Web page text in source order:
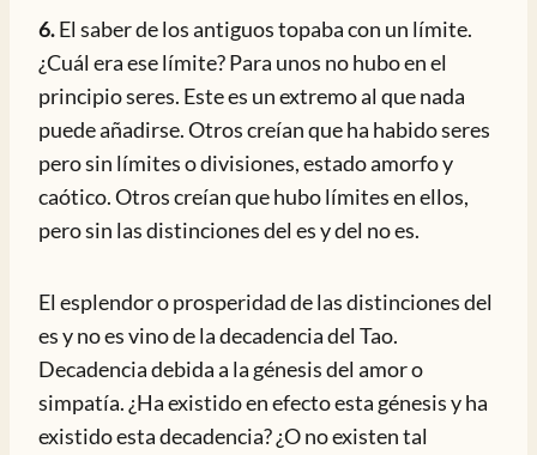
6.El saber de los antiguos topaba con un límite.
¿Cuál era ese límite? Para unos no hubo en el
principio seres. Este es un extremo al que nada
puede añadirse. Otros creían que ha habido seres
pero sin límites o divisiones, estado amorfo y
caótico. Otros creían que hubo límites en ellos,
pero sin las distinciones del es y del no es.
El esplendor o prosperidad de las distinciones del
es y no es vino de la decadencia del Tao.
Decadencia debida a la génesis del amor o
simpatía. ¿Ha existido en efecto esta génesis y ha
existido esta decadencia? ¿O no existen tal